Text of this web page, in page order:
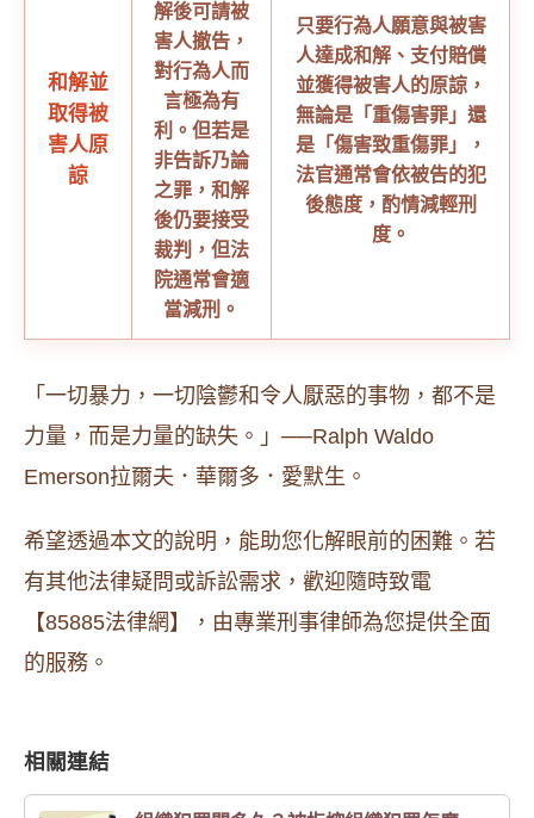
和解並
取得被
害人原
諒
解後可請被
害人撤告，
對行為人而
言極為有
利。但若是
非告訴乃論
之罪，和解
後仍要接受
裁判，但法
院通常會適
當減刑。
只要行為人願意與被害
人達成和解、支付賠償
並獲得被害人的原諒，
無論是「重傷害罪」還
是「傷害致重傷罪」，
法官通常會依被告的犯
後態度，酌情減輕刑
度。
「一切暴力，一切陰鬱和令人厭惡的事物，都不是
力量，而是力量的缺失。」──Ralph Waldo
Emerson拉爾夫．華爾多．愛默生。
希望透過本文的說明，能助您化解眼前的困難。若
有其他法律疑問或訴訟需求，歡迎隨時致電
【85885法律網】，由專業刑事律師為您提供全面
的服務。
相關連結